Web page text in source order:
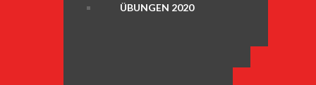
ÜBUNGEN 2020